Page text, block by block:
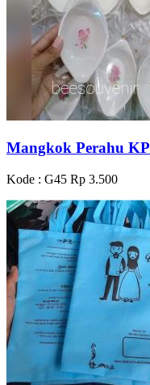
Mangkok Perahu KP
Kode : G45 Rp 3.500